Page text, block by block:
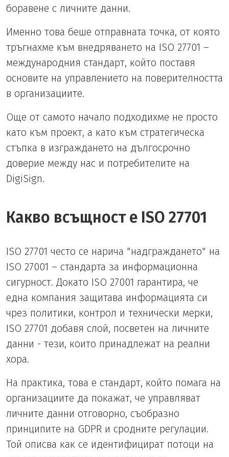
боравене с личните данни.
Именно това беше отправната точка, от която
тръгнахме към внедряването на ISO 27701 –
международния стандарт, който поставя
основите на управлението на поверителността
в организациите.
Още от самото начало подходихме не просто
като към проект, а като към стратегическа
стъпка в изграждането на дългосрочно
доверие между нас и потребителите на
DigiSign.
Какво всъщност е ISO 27701
ISO 27701 често се нарича "надграждането" на
ISO 27001 – стандарта за информационна
сигурност. Докато ISO 27001 гарантира, че
една компания защитава информацията си
чрез политики, контрол и технически мерки,
ISO 27701 добавя слой, посветен на личните
данни - тези, които принадлежат на реални
хора.
На практика, това е стандарт, който помага на
организациите да покажат, че управляват
личните данни отговорно, съобразно
принципите на GDPR и сродните регулации.
Той описва как се идентифицират потоци на